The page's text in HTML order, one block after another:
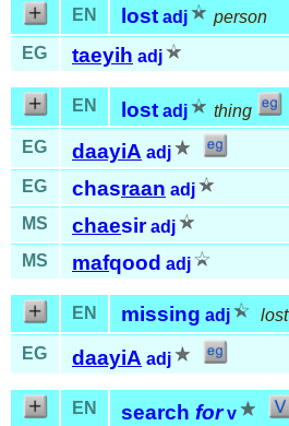
EN lost adj
person
EG
taeyih adj
EN lost adj
thing
EG
daayiA adj
EG chasraan adj
MS chaesir adj
MS mafqood adj
EN missing adj lost
EG daayiA adj
EN search for v